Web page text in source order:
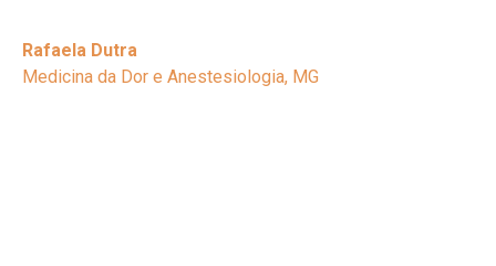
Rafaela Dutra
Medicina da Dor e Anestesiologia, MG